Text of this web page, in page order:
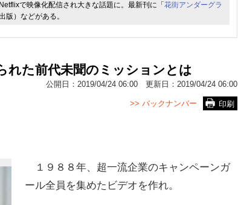
で映像化配信され大きな話題に。最新刊に「 花街アンダーグラ
版）などがある。
れた前代未聞のミッションとは
公開日： 2019/04/24 06:00 更新日： 2019/04/24 06:00
印刷
>> バックナンバー
１９８８年、超一流企業のキャンペーンガ
ール全員を集めたビデオを作れ。